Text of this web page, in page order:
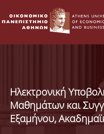
Ηλεκτρονική
Μαθημάτων και
Εξαμήνου,